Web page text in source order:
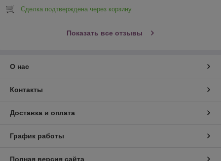
Сделка подтверждена через корзину
Показать все отзывы
О нас
Контакты
Доставка и оплата
График работы
Полная версия сайта